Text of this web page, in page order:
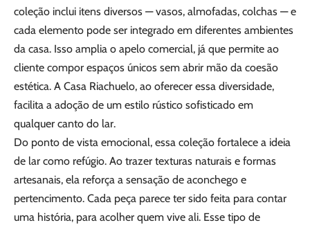
coleção inclui itens diversos — vasos, almofadas, colchas — e
cada elemento pode ser integrado em diferentes ambientes
da casa. Isso amplia o apelo comercial, já que permite ao
cliente compor espaços únicos sem abrir mão da coesão
estética. A Casa Riachuelo, ao oferecer essa diversidade,
facilita a adoção de um estilo rústico sofisticado em
qualquer canto do lar.
Do ponto de vista emocional, essa coleção fortalece a ideia
de lar como refúgio. Ao trazer texturas naturais e formas
artesanais, ela reforça a sensação de aconchego e
pertencimento. Cada peça parece ter sido feita para contar
uma história, para acolher quem vive ali. Esse tipo de